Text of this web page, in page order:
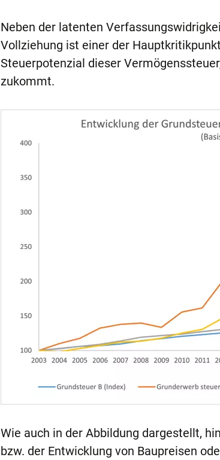
Neben der latenten
Vollziehung ist einer der
Steuerpotenzial dieser
zukommt.
Wie auch in der Abbildung dargestellt,
bzw. der Entwicklung von Baupreisen